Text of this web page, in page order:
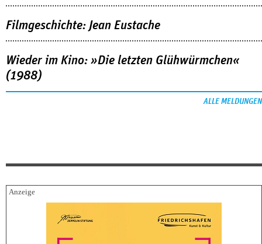
Filmgeschichte: Jean Eustache
Wieder im Kino: »Die letzten Glühwürmchen«
(1988)
ALLE MELDUNGEN